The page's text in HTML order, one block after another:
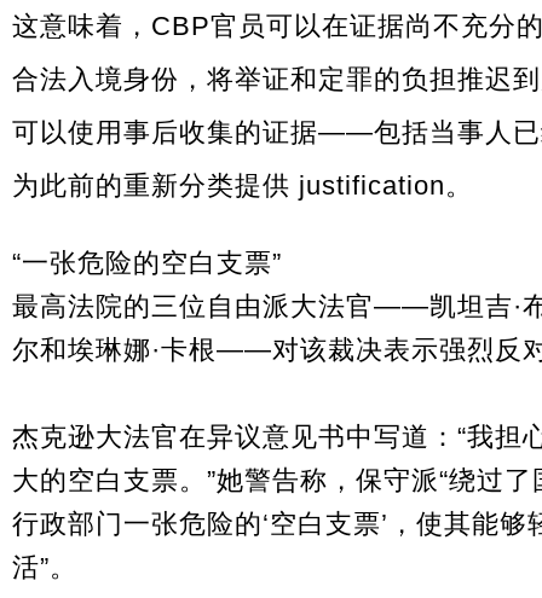
这意味着，CBP官员可以在证据尚不充分
合法入境身份，将举证和定罪的负担推迟
可以使用事后收集的证据——包括当事人
为此前的重新分类提供 justification。
“一张危险的空白支票”
最高法院的三位自由派大法官——凯坦吉·
尔和埃琳娜·卡根——对该裁决表示强烈反
杰克逊大法官在异议意见书中写道：“我担
大的空白支票。”她警告称，保守派“绕过
行政部门一张危险的‘空白支票’，使其能
活”。